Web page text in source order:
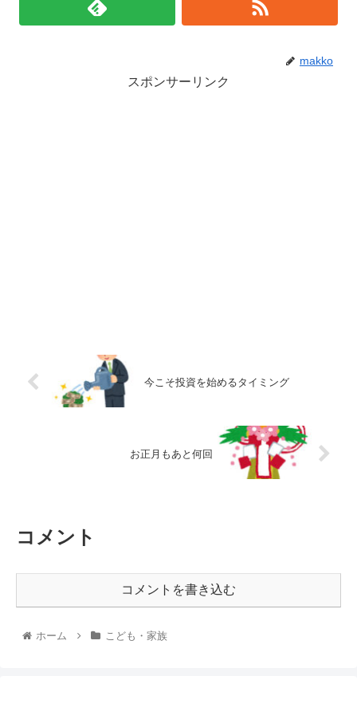
makko
スポンサーリンク
今こそ投資を始めるタイミング
お正月もあと何回
コメント
コメントを書き込む
ホーム こども・家族